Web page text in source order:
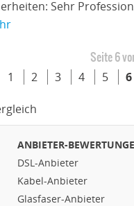
Sehr
Seite 6
1 2 3 4 5 6
ANBIETER-
DSL-Anbieter
Kabel-Anbieter
Glasfaser-Anbieter